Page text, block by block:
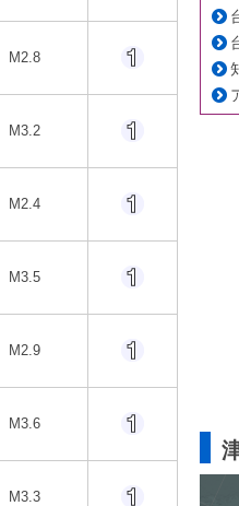
M2.8
M3.2
M2.4
M3.5
M2.9
M3.6
M3.3